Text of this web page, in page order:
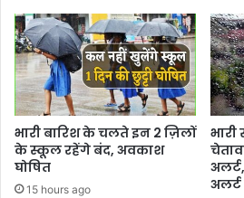
भारी बारिश के चलते इन 2 ज़िलों
के स्कूल रहेंगे बंद, अवकाश
घोषित
15 hours ago
भारी